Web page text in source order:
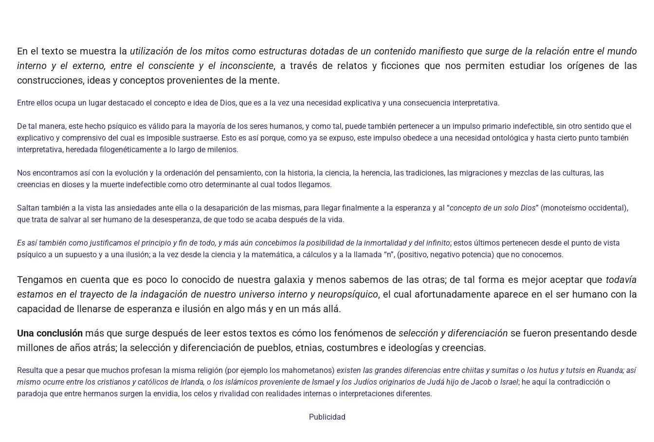
En el texto se muestra la utilización de los mitos como estructuras dotadas de un contenido manifiesto que surge de la relación entre el mundo
interno y el externo, entre el consciente y el inconsciente, a través de relatos y ficciones que nos permiten estudiar los orígenes de las
construcciones, ideas y conceptos provenientes de la mente.
Entre ellos ocupa un lugar destacado el concepto e idea de Dios, que es a la vez una necesidad explicativa y una consecuencia interpretativa.
De tal manera, este hecho psíquico es válido para la mayoría de los seres humanos, y como tal, puede también pertenecer a un impulso primario indefectible, sin otro sentido que el
explicativo y comprensivo del cual es imposible sustraerse. Esto es así porque, como ya se expuso, este impulso obedece a una necesidad ontológica y hasta cierto punto también
interpretativa, heredada filogenéticamente a lo largo de milenios.
Nos encontramos así con la evolución y la ordenación del pensamiento, con la historia, la ciencia, la herencia, las tradiciones, las migraciones y mezclas de las culturas, las
creencias en dioses y la muerte indefectible como otro determinante al cual todos llegamos.
Saltan también a la vista las ansiedades ante ella o la desaparición de las mismas, para llegar finalmente a la esperanza y al “concepto de un solo Dios” (monoteísmo occidental),
que trata de salvar al ser humano de la desesperanza, de que todo se acaba después de la vida.
Es así también como justificamos el principio y fin de todo, y más aún concebimos la posibilidad de la inmortalidad y del infinito; estos últimos pertenecen desde el punto de vista
psíquico a un supuesto y a una ilusión; a la vez desde la ciencia y la matemática, a cálculos y a la llamada “n”, (positivo, negativo potencia) que no conocemos.
Tengamos en cuenta que es poco lo conocido de nuestra galaxia y menos sabemos de las otras; de tal forma es mejor aceptar que todavía
estamos en el trayecto de la indagación de nuestro universo interno y neuropsíquico, el cual afortunadamente aparece en el ser humano con la
capacidad de llenarse de esperanza e ilusión en algo más y en un más allá.
Una conclusión más que surge después de leer estos textos es cómo los fenómenos de selección y diferenciación se fueron presentando desde
millones de años atrás; la selección y diferenciación de pueblos, etnias, costumbres e ideologías y creencias.
Resulta que a pesar que muchos profesan la misma religión (por ejemplo los mahometanos) existen las grandes diferencias entre chiitas y sumitas o los hutus y tutsis en Ruanda; así
mismo ocurre entre los cristianos y católicos de Irlanda, o los islámicos proveniente de Ismael y los Judíos originarios de Judá hijo de Jacob o Israel; he aquí la contradicción o
paradoja que entre hermanos surgen la envidia, los celos y rivalidad con realidades internas o interpretaciones diferentes.
Publicidad